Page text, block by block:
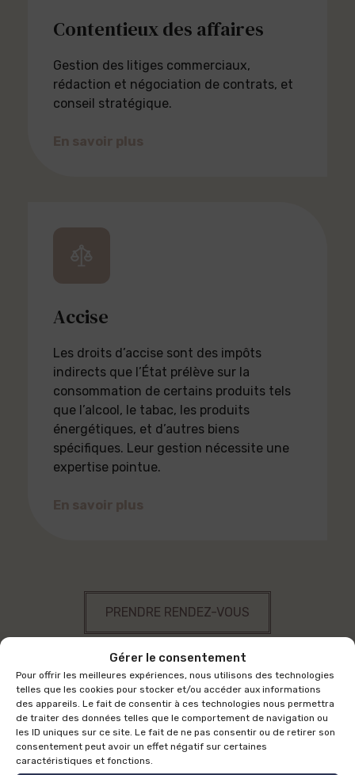
Gérer le consentement
Pour offrir les meilleures expériences, nous utilisons des technologies
telles que les cookies pour stocker et/ou accéder aux informations
des appareils. Le fait de consentir à ces technologies nous permettra
de traiter des données telles que le comportement de navigation ou
les ID uniques sur ce site. Le fait de ne pas consentir ou de retirer son
consentement peut avoir un effet négatif sur certaines
caractéristiques et fonctions.
Contentieux des affaires
Gestion des litiges commerciaux,
rédaction et négociation de contrats, et
conseil stratégique.
En savoir plus
Accise
Les droits d’accise sont des impôts
indirects que l’État prélève sur la
consommation de certains produits tels
que l’alcool, le tabac, les produits
énergétiques, et d’autres biens
spécifiques. Leur gestion nécessite une
expertise pointue.
En savoir plus
PRENDRE RENDEZ-VOUS